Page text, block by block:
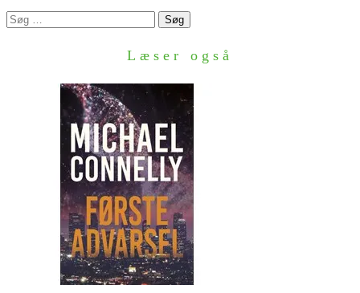
Søg
efter:
Læser også